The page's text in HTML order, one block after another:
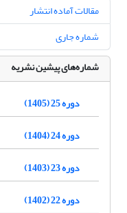
مقالات آماده انتشار
شماره جاری
شماره‌های پیشین نشریه
دوره 25 (1405)
دوره 24 (1404)
دوره 23 (1403)
دوره 22 (1402)